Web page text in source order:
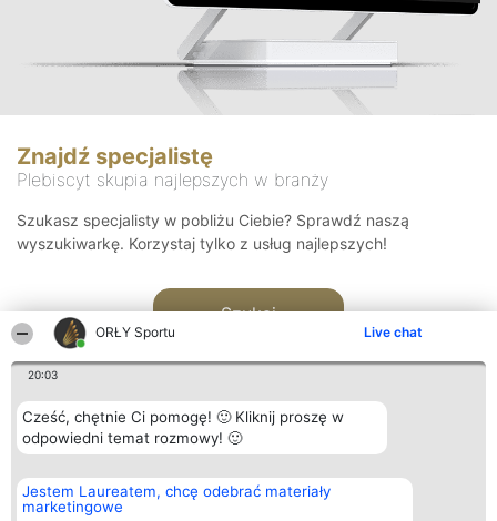
ORŁY Sportu Live chat
20:03
Cześć, chętnie Ci pomogę! 🙂 Kliknij proszę w
odpowiedni temat rozmowy! 🙂
Jestem Laureatem, chcę odebrać materiały
marketingowe
Znajdź specjalistę
Plebiscyt skupia najlepszych w branży
Szukasz specjalisty w pobliżu Ciebie? Sprawdź naszą
wyszukiwarkę. Korzystaj tylko z usług najlepszych!
Szukaj
Organizator plebiscytu
Bright Side Solutions sp. z o.
o. sp. k.
Plebiscyt
Laureaci
Kontakt
Kontakt